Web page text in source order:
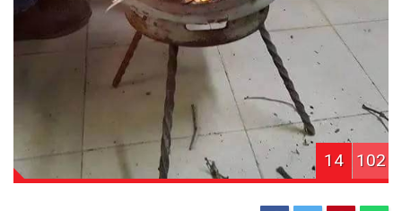
14 102